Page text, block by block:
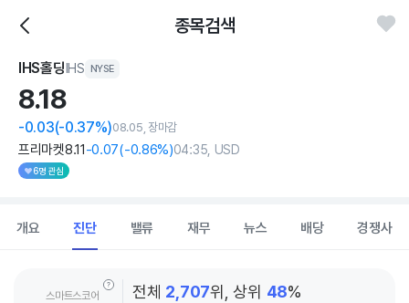
종목검색
IHS홀딩 IHS NYSE
8.18
-0.03(-0.37%)08.05, 장마감
프리마켓8.11-0.07(-0.86%)04:35, USD
6명 관심
개요 진단 밸류 재무 뉴스 배당 경쟁사
스마트스코어 전체 2,707위, 상위 48%